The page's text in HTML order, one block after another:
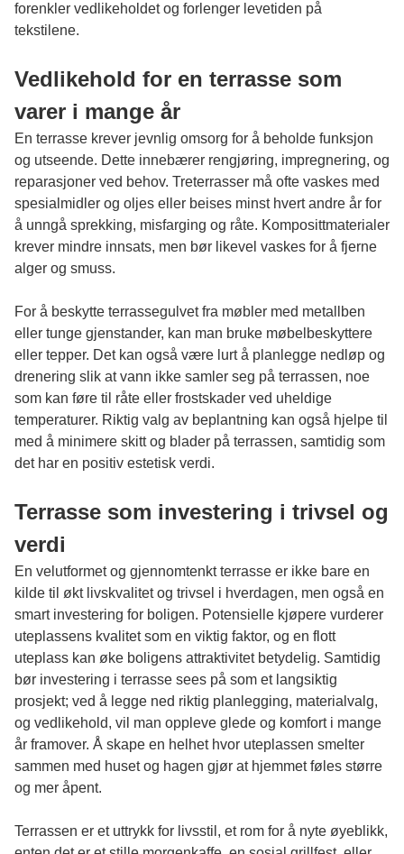
forenkler vedlikeholdet og forlenger levetiden på
tekstilene.
Vedlikehold for en terrasse som
varer i mange år
En terrasse krever jevnlig omsorg for å beholde funksjon
og utseende. Dette innebærer rengjøring, impregnering, og
reparasjoner ved behov. Treterrasser må ofte vaskes med
spesialmidler og oljes eller beises minst hvert andre år for
å unngå sprekking, misfarging og råte. Komposittmaterialer
krever mindre innsats, men bør likevel vaskes for å fjerne
alger og smuss.
For å beskytte terrassegulvet fra møbler med metallben
eller tunge gjenstander, kan man bruke møbelbeskyttere
eller tepper. Det kan også være lurt å planlegge nedløp og
drenering slik at vann ikke samler seg på terrassen, noe
som kan føre til råte eller frostskader ved uheldige
temperaturer. Riktig valg av beplantning kan også hjelpe til
med å minimere skitt og blader på terrassen, samtidig som
det har en positiv estetisk verdi.
Terrasse som investering i trivsel og
verdi
En velutformet og gjennomtenktterrasse er ikke bare en
kilde til økt livskvalitet og trivsel i hverdagen, men også en
smart investering for boligen. Potensielle kjøpere vurderer
uteplassens kvalitet som en viktig faktor, og en flott
uteplass kan øke boligens attraktivitet betydelig. Samtidig
bør investering i terrasse sees på som et langsiktig
prosjekt; ved å legge ned riktig planlegging, materialvalg,
og vedlikehold, vil man oppleve glede og komfort i mange
år framover. Å skape en helhet hvor uteplassen smelter
sammen med huset og hagen gjør at hjemmet føles større
og mer åpent.
Terrassen er et uttrykk for livsstil, et rom for å nyte øyeblikk,